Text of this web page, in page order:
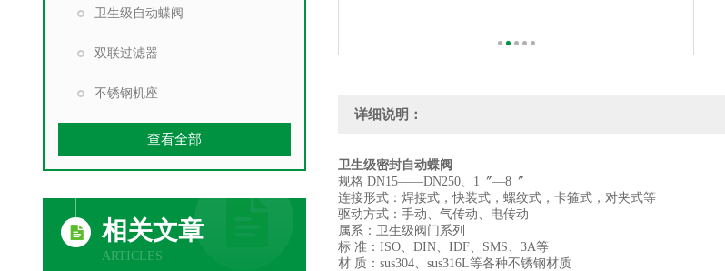
卫生级自动蝶阀
双联过滤器
不锈钢机座
查看全部
相关文章
ARTICLES
详细说明：
卫生级密封自动蝶阀
规格 DN15——DN250、1〞—8〞
连接形式：焊接式，快装式，螺纹式，卡箍式，对夹式等
驱动方式：手动、气传动、电传动
属系：卫生级阀门系列
标 准：ISO、DIN、IDF、SMS、3A等
材 质：sus304、sus316L等各种不锈钢材质